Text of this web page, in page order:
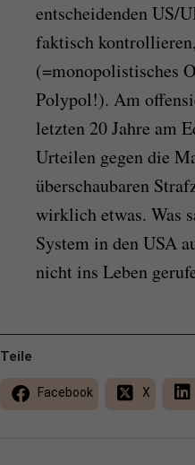
entscheidenden US/
faktisch
(=monopolistisches
Polypol!). Am
letzten 20 Jahre am
Urteilen gegen die
überschaubaren
wirklich etwas. Was
System in den USA
nicht ins Leben
Teile
Facebook X